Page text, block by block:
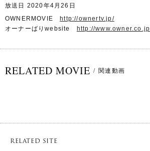
放送日 2020年4月26日
OWNERMOVIEhttp://ownertv.jp/
オーナーばりwebsite http://www.owner.co.jp
RELATED MOVIE / 関連動画
RELATED SITE